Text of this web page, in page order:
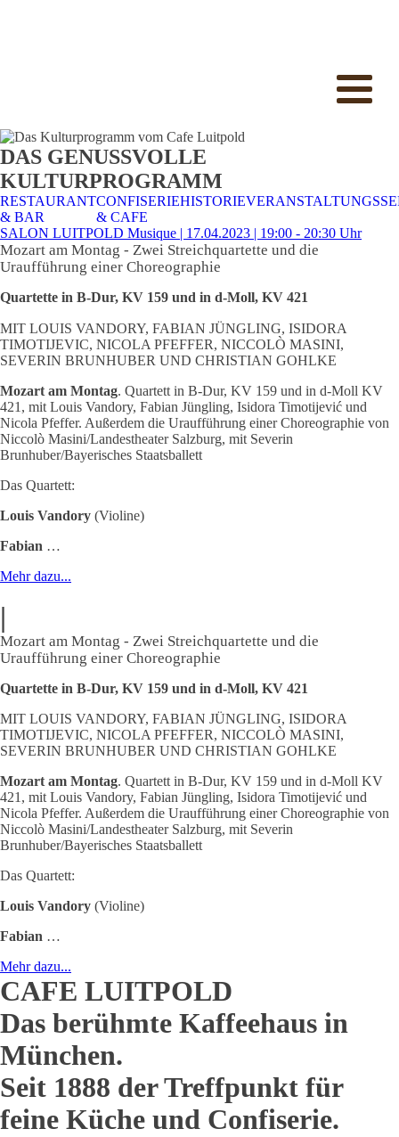
DAS GENUSSVOLLE
KULTURPROGRAMM
RESTAURANT
& BAR
CONFISERIE
& CAFE
HISTORIE
SALON LUITPOLD Musique | 17.04.2023 | 19:00 - 20:30 Uhr
Mozart am Montag - Zwei Streichquartette und die
Uraufführung einer Choreographie
Quartette in B-Dur, KV 159 und in d-Moll, KV 421
MIT LOUIS VANDORY, FABIAN JÜNGLING, ISIDORA
TIMOTIJEVIC, NICOLA PFEFFER, NICCOLÒ MASINI,
SEVERIN BRUNHUBER UND CHRISTIAN GOHLKE
Mozart am Montag. Quartett in B-Dur, KV 159 und in d-Moll KV
421, mit Louis Vandory, Fabian Jüngling, Isidora Timotijević und
Nicola Pfeffer. Außerdem die Uraufführung einer Choreographie von
Niccolò Masini/Landestheater Salzburg, mit Severin
Brunhuber/Bayerisches Staatsballett
Das Quartett:
Louis Vandory (Violine)
Fabian …
Mehr dazu...
|
Mozart am Montag - Zwei Streichquartette und die
Uraufführung einer Choreographie
Quartette in B-Dur, KV 159 und in d-Moll, KV 421
MIT LOUIS VANDORY, FABIAN JÜNGLING, ISIDORA
TIMOTIJEVIC, NICOLA PFEFFER, NICCOLÒ MASINI,
SEVERIN BRUNHUBER UND CHRISTIAN GOHLKE
Mozart am Montag. Quartett in B-Dur, KV 159 und in d-Moll KV
421, mit Louis Vandory, Fabian Jüngling, Isidora Timotijević und
Nicola Pfeffer. Außerdem die Uraufführung einer Choreographie von
Niccolò Masini/Landestheater Salzburg, mit Severin
Brunhuber/Bayerisches Staatsballett
Das Quartett:
Louis Vandory (Violine)
Fabian …
Mehr dazu...
CAFE LUITPOLD
Das berühmte Kaffeehaus in
München.
Seit 1888 der Treffpunkt für
feine Küche und Confiserie.